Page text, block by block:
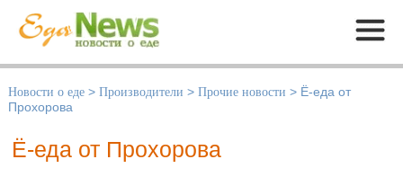
Меню
Новости о еде > Производители > Прочие новости > Ё-еда от
Прохорова
Ё-еда от Прохорова